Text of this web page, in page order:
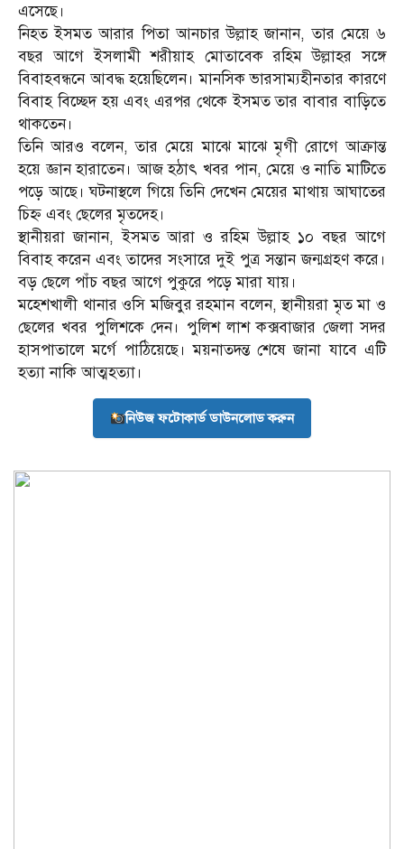
এসেছে।
নিহত ইসমত আরার পিতা আনচার উল্লাহ জানান, তার মেয়ে ৬
বছর আগে ইসলামী শরীয়াহ মোতাবেক রহিম উল্লাহর সঙ্গে
বিবাহবন্ধনে আবদ্ধ হয়েছিলেন। মানসিক ভারসাম্যহীনতার কারণে
বিবাহ বিচ্ছেদ হয় এবং এরপর থেকে ইসমত তার বাবার বাড়িতে
থাকতেন।
তিনি আরও বলেন, তার মেয়ে মাঝে মাঝে মৃগী রোগে আক্রান্ত
হয়ে জ্ঞান হারাতেন। আজ হঠাৎ খবর পান, মেয়ে ও নাতি মাটিতে
পড়ে আছে। ঘটনাস্থলে গিয়ে তিনি দেখেন মেয়ের মাথায় আঘাতের
চিহ্ন এবং ছেলের মৃতদেহ।
স্থানীয়রা জানান, ইসমত আরা ও রহিম উল্লাহ ১০ বছর আগে
বিবাহ করেন এবং তাদের সংসারে দুই পুত্র সন্তান জন্মগ্রহণ করে।
বড় ছেলে পাঁচ বছর আগে পুকুরে পড়ে মারা যায়।
মহেশখালী থানার ওসি মজিবুর রহমান বলেন, স্থানীয়রা মৃত মা ও
ছেলের খবর পুলিশকে দেন। পুলিশ লাশ কক্সবাজার জেলা সদর
হাসপাতালে মর্গে পাঠিয়েছে। ময়নাতদন্ত শেষে জানা যাবে এটি
হত্যা নাকি আত্মহত্যা।
নিউজ ফটোকার্ড ডাউনলোড করুন